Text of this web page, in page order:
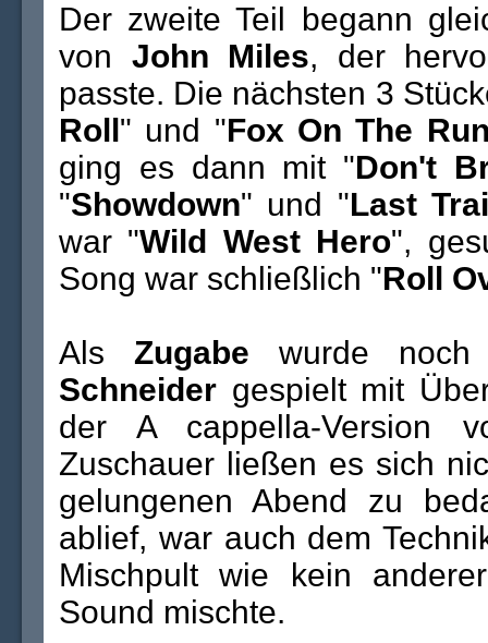
Der zweite Teil begann
von John Miles, der
passte. Die nächsten 3
Roll" und "Fox On The
ging es dann mit "Don't
"Showdown" und "Last
war "Wild West Hero",
Song war schließlich "Roll
AlsZugabe wurde
Schneider gespielt mit
der A cappella-Version
Zuschauer ließen es sich
gelungenen Abend zu
ablief, war auch dem
Mischpult wie kein
Sound mischte.